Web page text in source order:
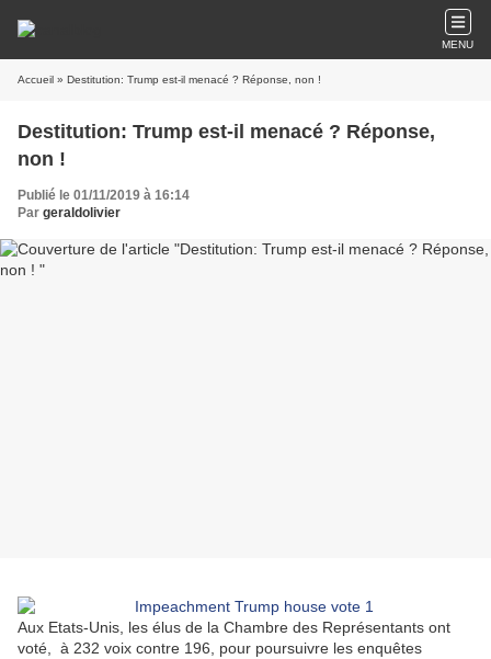
MENU
Accueil » Destitution: Trump est-il menacé ? Réponse, non !
Destitution: Trump est-il menacé ? Réponse,
non !
Publié le 01/11/2019 à 16:14
Par geraldolivier
Aux Etats-Unis, les élus de la Chambre des Représentants ont
voté,
à 232 voix contre 196, pour poursuivre les enquêtes